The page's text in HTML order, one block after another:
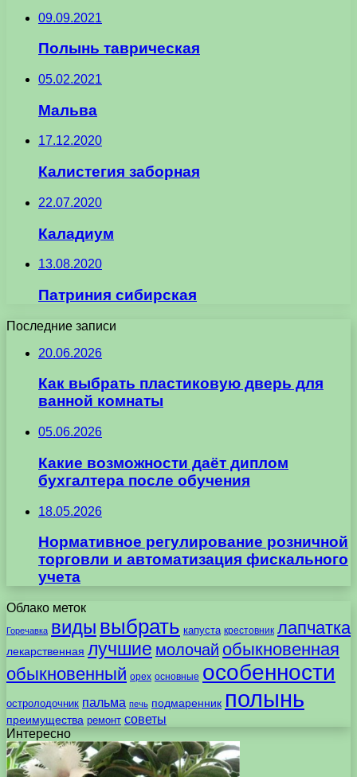
09.09.2021
Полынь таврическая
05.02.2021
Мальва
17.12.2020
Калистегия заборная
22.07.2020
Каладиум
13.08.2020
Патриния сибирская
Последние записи
20.06.2026
Как выбрать пластиковую дверь для
ванной комнаты
05.06.2026
Какие возможности даёт диплом
бухгалтера после обучения
18.05.2026
Нормативное регулирование розничной
торговли и автоматизация фискального
учета
Облако меток
Горечавка виды выбрать капуста крестовник лапчатка
лекарственная лучшие молочай обыкновенная
обыкновенный орех основные особенности
остролодочник пальма печь подмаренник полынь
преимущества ремонт советы
Интересно